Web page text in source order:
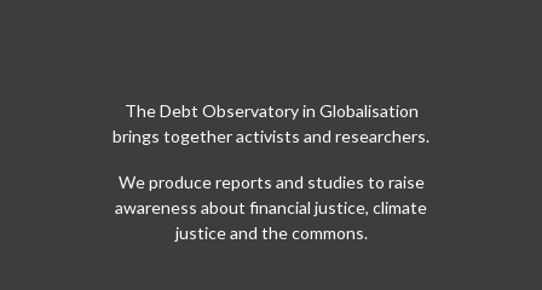
The Debt Observatory in Globalisation
brings together activists and researchers.
We produce reports and studies to raise
awareness about financial justice, climate
justice and the commons.